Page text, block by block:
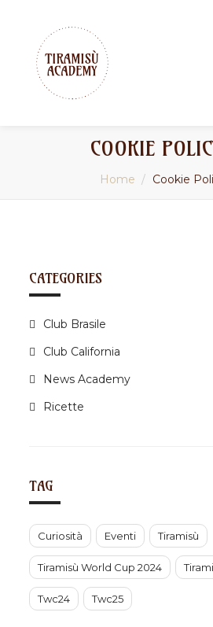
COOKIE
Home Cookie
CATEGORIES
Club Brasile
Club California
News Academy
Ricette
TAG
Curiosità Eventi Tiramisù
Tiramisù World Cup 2024
Twc24 Twc25